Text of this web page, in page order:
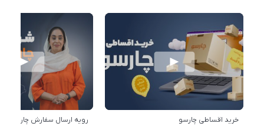
خرید اقساطی چارسو رویه ارسال سفارش چارسو